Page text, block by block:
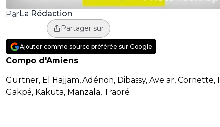
Par La Rédaction
Partager sur
Ajouter comme source préférée sur Google
Compo d'Amiens
Gurtner, El Hajjam, Adénon, Dibassy, Avelar, Cornette,
Gakpé, Kakuta, Manzala, Traoré